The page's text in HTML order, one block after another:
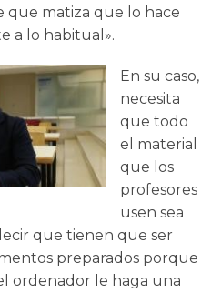
que matiza que lo hace
a lo habitual».
En su caso,
necesita
que todo
el material
que los
profesores
usen sea
que tienen que ser
preparados porque
ordenador le haga una